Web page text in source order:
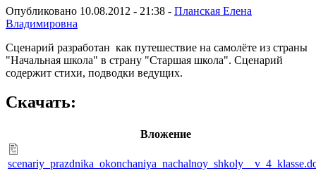
Опубликовано 10.08.2012 - 21:38 - Планская Елена
Владимировна
Сценарий разработан как путешествие на самолёте из страны
"Начальная школа" в страну "Старшая школа". Сценарий
содержит стихи, подводки ведущих.
Скачать:
Вложение